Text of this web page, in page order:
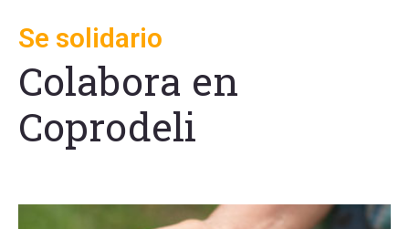
Se solidario
Colabora en
Coprodeli